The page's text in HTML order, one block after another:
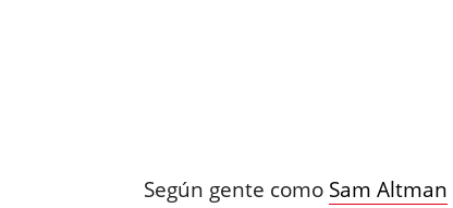
Según gente como Sam Altman